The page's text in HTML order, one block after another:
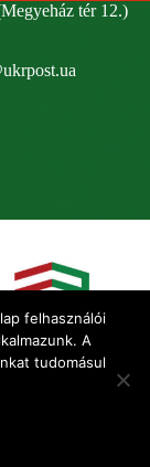
tér 12.)
felhasználói
A
tudomásul